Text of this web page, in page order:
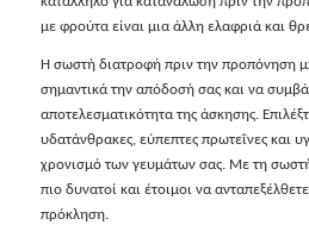
με φρούτα είναι μια άλλη ελαφριά και
Η σωστή διατροφή πριν την προπόνηση
σημαντικά την απόδοσή σας και να
αποτελεσματικότητα της άσκησης.
υδατάνθρακες, εύπεπτες πρωτεΐνες και
χρονισμό των γευμάτων σας. Με τη
πιο δυνατοί και έτοιμοι να
πρόκληση.